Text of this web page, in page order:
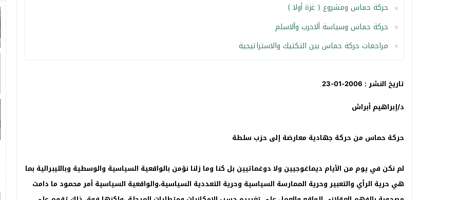
حركة حماس ومشروع ( غزة أولا )
حركة حماس وسياسة ألاحرب وألاسلم
مراحعات حركة حماس بين التكتيك والاستراتيجية
تاريخ النشر : 2006-01-23
د/إبراهيم أبراش
حركة حماس من حركة جهادية معارضة إلى حزب سلطة
لم نكن في يوم من الأيام ديماغوجيين ولا دوغماتيين بل كنا وما زلنا نؤمن بالواقعية السياسية والوسطية وبالليبرالية بما
هي حرية الرأي والتعبير وحرية الممارسة السياسية وحرية التعددية السياسية،والواقعية السياسية أمر محمود ما دامت